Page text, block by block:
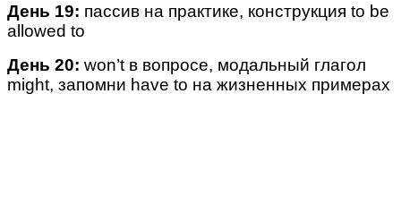
День 19: пассив на практике, конструкция to be
allowed to
День 20: won’t в вопросе, модальный глагол
might, запомни have to на жизненных примерах